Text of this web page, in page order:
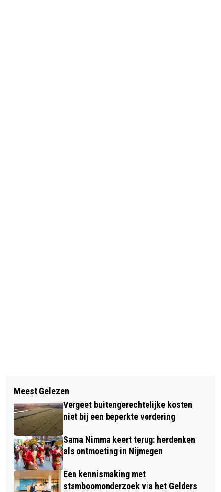
OPENLUCHTMUSEUM ORGANISEERT
ZOMERAVONDEN '26
LINGEWAARD BESTAAT AL 25 JAAR!
Meest Gelezen
Vergeet buitengerechtelijke kosten
niet bij een beperkte vordering
Sama Nimma keert terug: herdenken
als ontmoeting in Nijmegen
Een kennismaking met
stamboomonderzoek via het Gelders